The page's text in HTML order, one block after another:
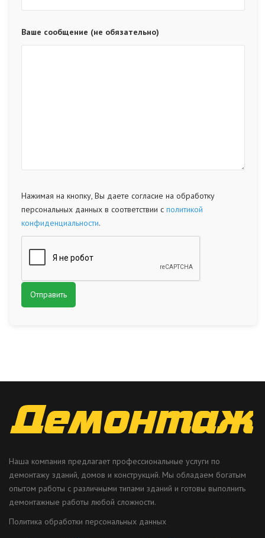
Ваше сообщение (не обязательно)
Нажимая на кнопку, Вы даете согласие на обработку
персональных данных в соответствии с политикой
конфиденциальности.
Наша компания предлагает профессиональные услуги по
демонтажу зданий, домов и конструкций. Мы обладаем богатым
опытом работы с различными типами зданий и готовы выполнить
демонтажные работы любой сложности.
Политика обработки персональных данных